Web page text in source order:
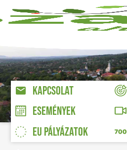
KAPCSOLAT
ESEMÉNYEK
EU PÁLYÁZATOK